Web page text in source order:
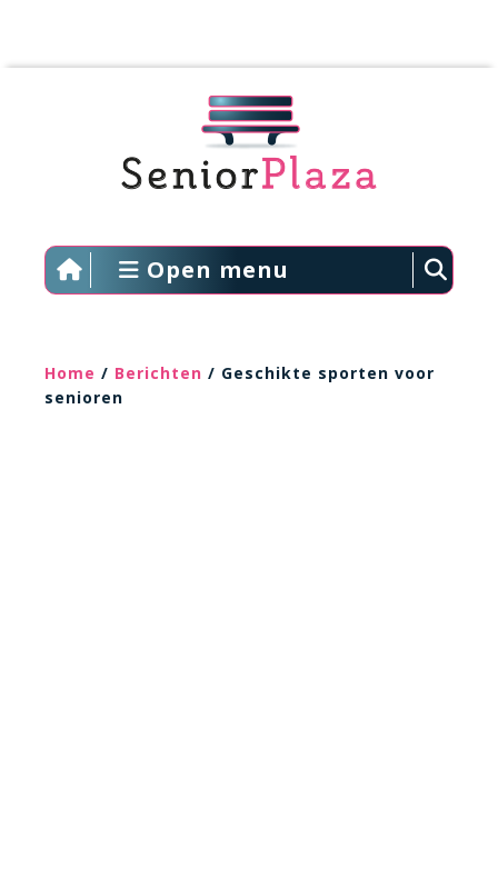
Open menu
Home / Berichten / Geschikte sporten voor
senioren